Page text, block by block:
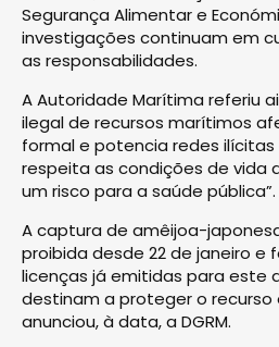
Segurança Alimentar e
investigações continuam em
as responsabilidades.
A Autoridade Marítima referiu
ilegal de recursos marítimos
formal e potencia redes ilícitas
respeita as condições de vida
um risco para a saúde pública”.
A captura de amêijoa-
proibida desde 22 de janeiro e
licenças já emitidas para este
destinam a proteger o recurso
anunciou, à data, a DGRM.